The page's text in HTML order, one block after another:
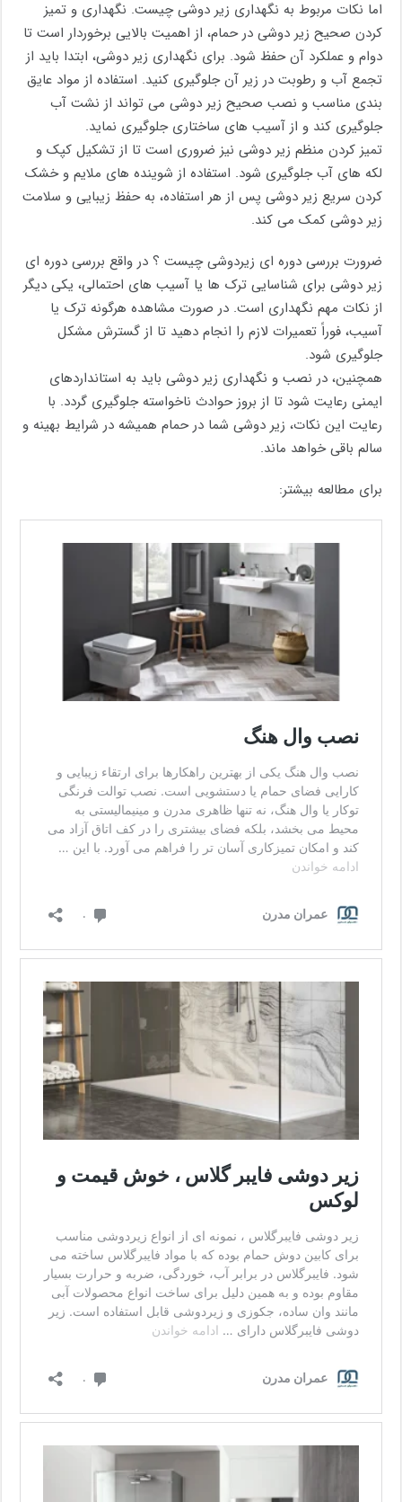
اما نکات مربوط به نگهداری زیر دوشی چیست. نگهداری و تمیز
کردن صحیح زیر دوشی در حمام، از اهمیت بالایی برخوردار است تا
دوام و عملکرد آن حفظ شود. برای نگهداری زیر دوشی، ابتدا باید از
تجمع آب و رطوبت در زیر آن جلوگیری کنید. استفاده از مواد عایق
‌بندی مناسب و نصب صحیح زیر دوشی می‌ تواند از نشت آب
جلوگیری کند و از آسیب‌ های ساختاری جلوگیری نماید.
تمیز کردن منظم زیر دوشی نیز ضروری است تا از تشکیل کپک و
لکه‌ های آب جلوگیری شود. استفاده از شوینده‌ های ملایم و خشک
کردن سریع زیر دوشی پس از هر استفاده، به حفظ زیبایی و سلامت
زیر دوشی کمک می‌ کند.
ضرورت بررسی دوره‌ ای زیردوشی چیست ؟ در واقع بررسی دوره ای
زیر دوشی برای شناسایی ترک‌ ها یا آسیب‌ های احتمالی، یکی دیگر
از نکات مهم نگهداری است. در صورت مشاهده هرگونه ترک یا
آسیب، فوراً تعمیرات لازم را انجام دهید تا از گسترش مشکل
جلوگیری شود.
همچنین، در نصب و نگهداری زیر دوشی باید به استانداردهای
ایمنی رعایت شود تا از بروز حوادث ناخواسته جلوگیری گردد. با
رعایت این نکات، زیر دوشی شما در حمام همیشه در شرایط بهینه و
سالم باقی خواهد ماند.
برای مطالعه بیشتر: